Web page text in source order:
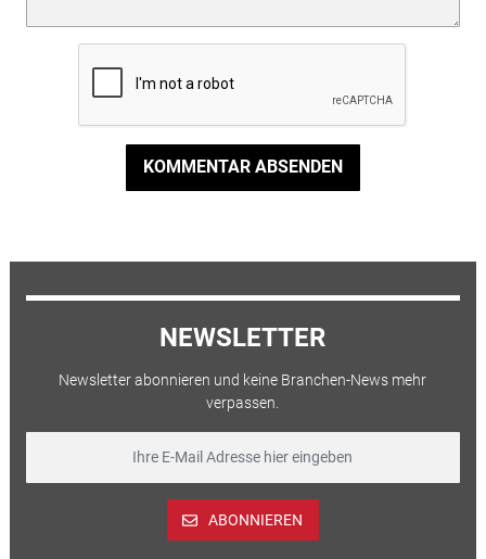
KOMMENTAR ABSENDEN
NEWSLETTER
Newsletter abonnieren und keine Branchen-News mehr
verpassen.
ABONNIEREN